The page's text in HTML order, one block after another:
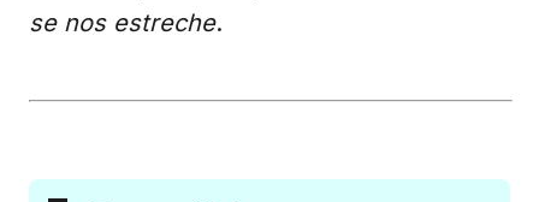
se nos estreche.